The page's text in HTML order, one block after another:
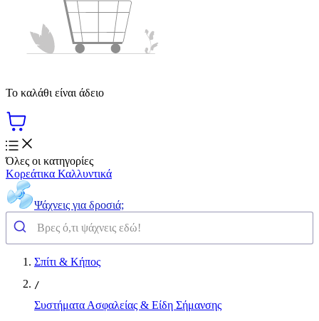
Το καλάθι είναι άδειο
Όλες οι κατηγορίες
Κορεάτικα Καλλυντικά
Ψάχνεις για δροσιά;
Σπίτι & Κήπος
/
Συστήματα Ασφαλείας & Είδη Σήμανσης